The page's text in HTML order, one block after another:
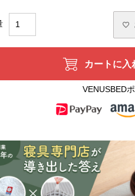
カートに入
VENUSBED